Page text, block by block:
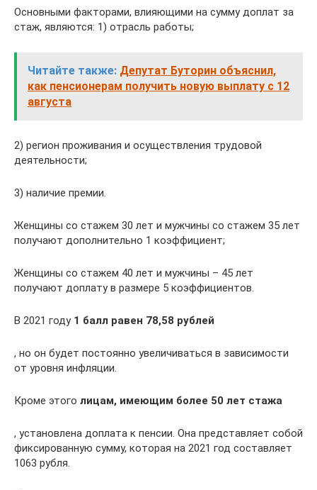
Основными факторами, влияющими на сумму доплат за
стаж, являются: 1) отрасль работы;
Читайте также: Депутат Буторин объяснил,
как пенсионерам получить новую выплату с 12
августа
2) регион проживания и осуществления трудовой
деятельности;
3) наличие премии.
Женщины со стажем 30 лет и мужчины со стажем 35 лет
получают дополнительно 1 коэффициент;
Женщины со стажем 40 лет и мужчины – 45 лет
получают доплату в размере 5 коэффициентов.
В 2021 году 1 балл равен 78,58 рублей
, но он будет постоянно увеличиваться в зависимости
от уровня инфляции.
Кроме этого лицам, имеющим более 50 лет стажа
, установлена доплата к пенсии. Она представляет собой
фиксированную сумму, которая на 2021 год составляет
1063 рубля.